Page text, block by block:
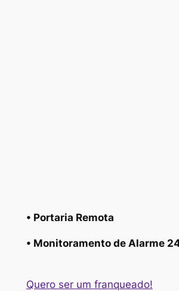
• Portaria Remota
• Monitoramento de Alarme
Quero ser um franqueado!